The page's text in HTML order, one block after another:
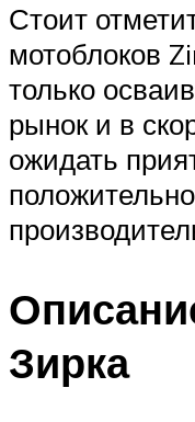
Стоит
мотоблоков
только
рынок и в
ожидать
Зирка